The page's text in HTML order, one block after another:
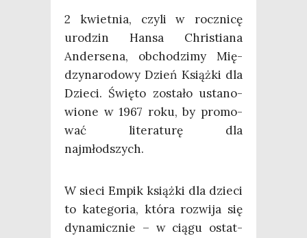
2 kwiet­nia, czy­li w rocz­ni­cę
uro­dzin Han­sa Chri­stia­na
Ander­se­na, obcho­dzi­my Mię­
dzy­na­ro­do­wy Dzień Książ­ki dla
Dzie­ci. Świę­to zosta­ło usta­no­
wio­ne w 1967 roku, by pro­mo­
wać lite­ra­tu­rę dla
najmłodszych.
W sie­ci Empik książ­ki dla dzie­ci
to kate­go­ria, któ­ra roz­wi­ja się
dyna­micz­nie – w cią­gu ostat­